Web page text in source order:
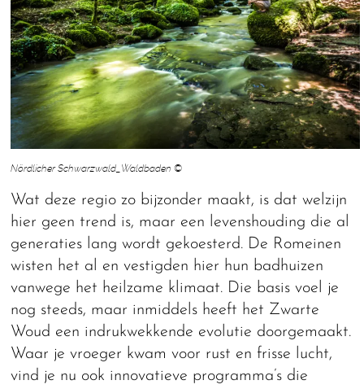
Nördlicher Schwarzwald_Waldbaden ©
Wat deze regio zo bijzonder maakt, is dat welzijn
hier geen trend is, maar een levenshouding die al
generaties lang wordt gekoesterd. De Romeinen
wisten het al en vestigden hier hun badhuizen
vanwege het heilzame klimaat. Die basis voel je
nog steeds, maar inmiddels heeft het Zwarte
Woud een indrukwekkende evolutie doorgemaakt.
Waar je vroeger kwam voor rust en frisse lucht,
vind je nu ook innovatieve programma’s die